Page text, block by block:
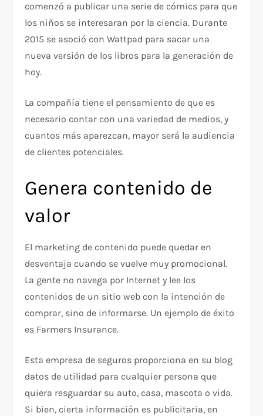
comenzó a publicar una serie de cómics para que
los niños se interesaran por la ciencia. Durante
2015 se asoció con Wattpad para sacar una
nueva versión de los libros para la generación de
hoy.
La compañía tiene el pensamiento de que es
necesario contar con una variedad de medios, y
cuantos más aparezcan, mayor será la audiencia
de clientes potenciales.
Genera contenido de
valor
El marketing de contenido puede quedar en
desventaja cuando se vuelve muy promocional.
La gente no navega por Internet y lee los
contenidos de un sitio web con la intención de
comprar, sino de informarse. Un ejemplo de éxito
es Farmers Insurance.
Esta empresa de seguros proporciona en su blog
datos de utilidad para cualquier persona que
quiera resguardar su auto, casa, mascota o vida.
Si bien, cierta información es publicitaria, en